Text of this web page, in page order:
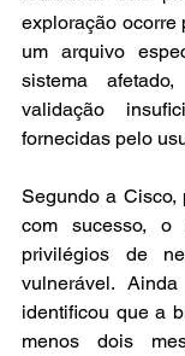
exploração ocorre
um arquivo
sistema
validação
fornecidas pelo
Segundo a Cisco,
com sucesso, o
privilégios de
vulnerável.
identificou que a
menos dois